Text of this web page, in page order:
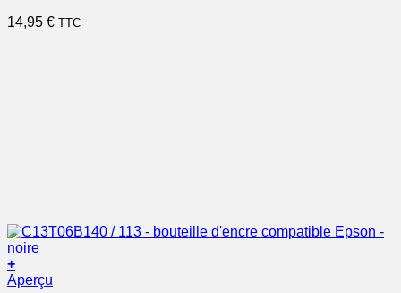
14,95 € TTC
+
Aperçu